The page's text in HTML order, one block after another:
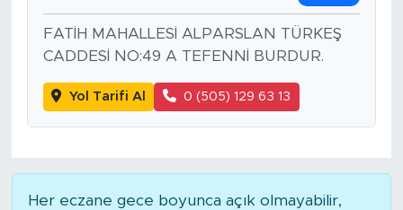
FATİH MAHALLESİ ALPARSLAN TÜRKEŞ
CADDESİ NO:49 A TEFENNİ BURDUR.
Yol Tarifi Al 0 (505) 129 63 13
Her eczane gece boyunca açık olmayabilir,